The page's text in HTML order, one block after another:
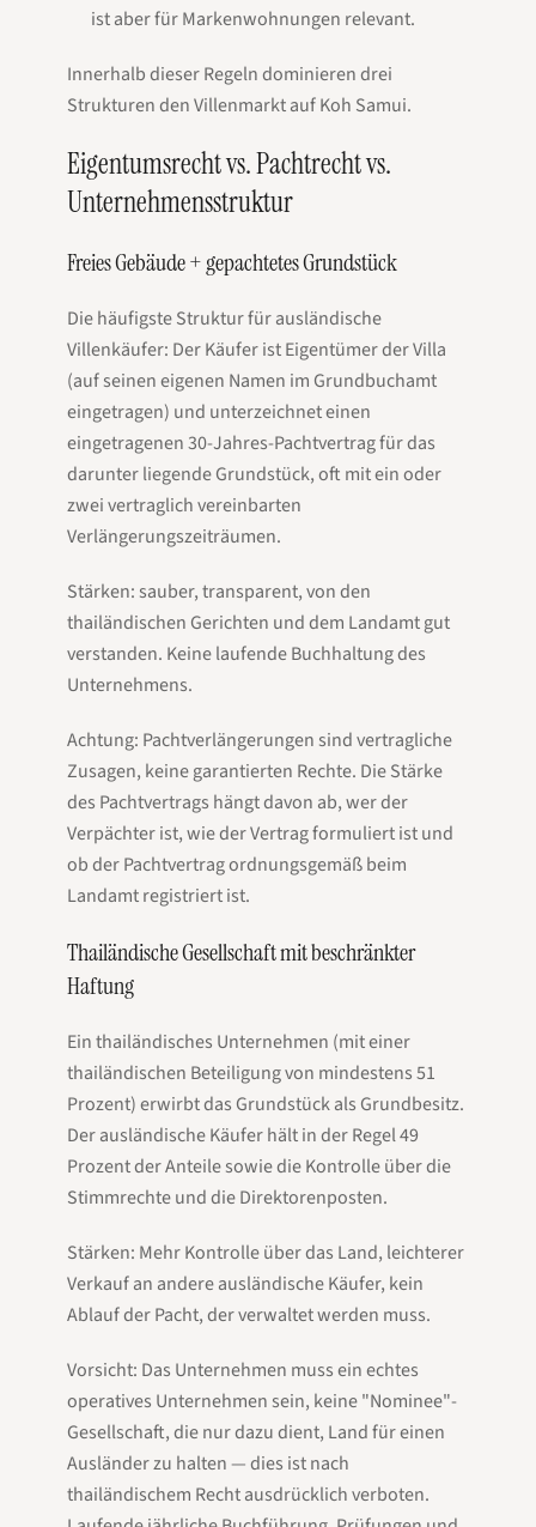
ist aber für Markenwohnungen relevant.
Innerhalb dieser Regeln dominieren drei
Strukturen den Villenmarkt auf Koh Samui.
Eigentumsrecht vs. Pachtrecht vs.
Unternehmensstruktur
Freies Gebäude + gepachtetes Grundstück
Die häufigste Struktur für ausländische
Villenkäufer: Der Käufer ist Eigentümer der Villa
(auf seinen eigenen Namen im Grundbuchamt
eingetragen) und unterzeichnet einen
eingetragenen 30-Jahres-Pachtvertrag für das
darunter liegende Grundstück, oft mit ein oder
zwei vertraglich vereinbarten
Verlängerungszeiträumen.
Stärken: sauber, transparent, von den
thailändischen Gerichten und dem Landamt gut
verstanden. Keine laufende Buchhaltung des
Unternehmens.
Achtung: Pachtverlängerungen sind vertragliche
Zusagen, keine garantierten Rechte. Die Stärke
des Pachtvertrags hängt davon ab, wer der
Verpächter ist, wie der Vertrag formuliert ist und
ob der Pachtvertrag ordnungsgemäß beim
Landamt registriert ist.
Thailändische Gesellschaft mit beschränkter
Haftung
Ein thailändisches Unternehmen (mit einer
thailändischen Beteiligung von mindestens 51
Prozent) erwirbt das Grundstück als Grundbesitz.
Der ausländische Käufer hält in der Regel 49
Prozent der Anteile sowie die Kontrolle über die
Stimmrechte und die Direktorenposten.
Stärken: Mehr Kontrolle über das Land, leichterer
Verkauf an andere ausländische Käufer, kein
Ablauf der Pacht, der verwaltet werden muss.
Vorsicht: Das Unternehmen muss ein echtes
operatives Unternehmen sein, keine "Nominee"-
Gesellschaft, die nur dazu dient, Land für einen
Ausländer zu halten — dies ist nach
thailändischem Recht ausdrücklich verboten.